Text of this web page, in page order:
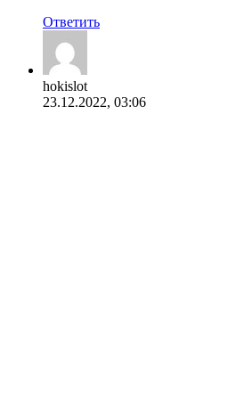
Ответить
hokislot
23.12.2022, 03:06